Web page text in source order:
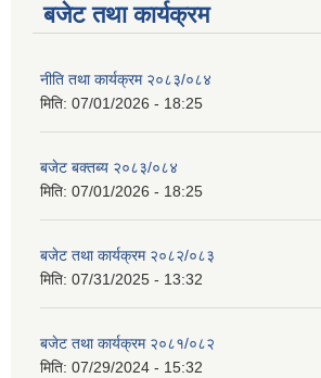
बजेट तथा कार्यक्रम
नीति तथा कार्यक्रम २०८३/०८४
मिति: 07/01/2026 - 18:25
बजेट बक्तब्य २०८३/०८४
मिति: 07/01/2026 - 18:25
बजेट तथा कार्यक्रम २०८२/०८३
मिति: 07/31/2025 - 13:32
बजेट तथा कार्यक्रम २०८१/०८२
मिति: 07/29/2024 - 15:32